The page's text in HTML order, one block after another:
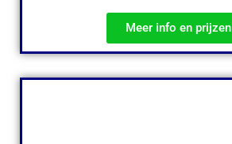
Meer info en prijzen